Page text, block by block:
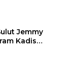
Jemmy
Kadis